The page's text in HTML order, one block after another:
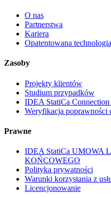
O nas
Partnerstwa
Kariera
Opatentowana
Zasoby
Projekty klientów
Studium przypadków
IDEA StatiCa
Weryfikacja poprawności
Prawne
IDEA StatiCa UMOWA
KOŃCOWEGO
Polityka prywatności
Warunki korzystania z
Licencjonowanie